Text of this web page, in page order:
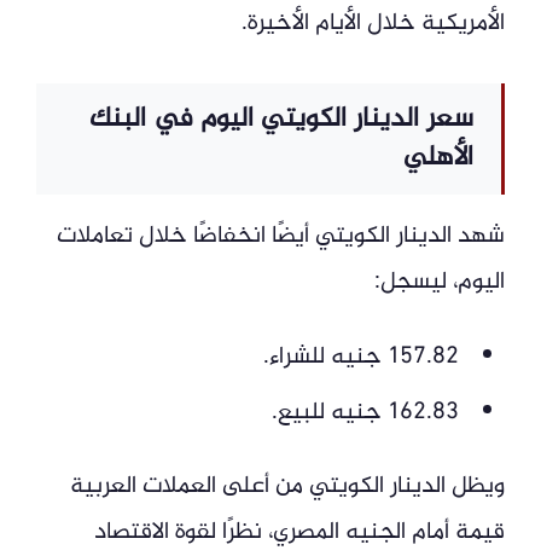
الأمريكية خلال الأيام الأخيرة.
سعر الدينار الكويتي اليوم في البنك
الأهلي
شهد الدينار الكويتي أيضًا انخفاضًا خلال تعاملات
اليوم، ليسجل:
157.82 جنيه للشراء.
162.83 جنيه للبيع.
ويظل الدينار الكويتي من أعلى العملات العربية
قيمة أمام الجنيه المصري، نظرًا لقوة الاقتصاد